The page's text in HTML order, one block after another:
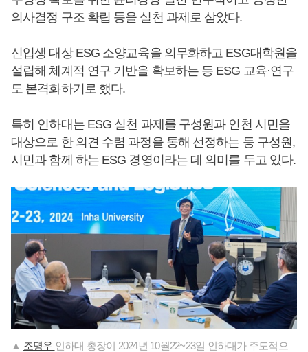
의사결정 구조 확립 등을 실천 과제로 삼았다.
신입생 대상 ESG 소양교육을 의무화하고 ESG대학원을
설립해 체계적 연구 기반을 확보하는 등 ESG 교육·연구
도 본격화하기로 했다.
특히 인하대는 ESG 실천 과제를 구성원과 인천 시민을
대상으로 한 의견 수렴 과정을 통해 선정하는 등 구성원,
시민과 함께 하는 ESG 경영이라는 데 의미를 두고 있다.
▲ 조명우 인하대 총장이 2024년 10월22~23일 인하대가 주도적으